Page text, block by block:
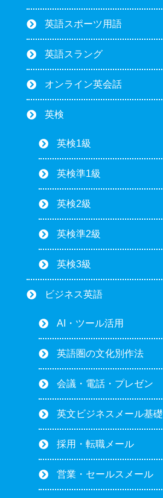
英語スポーツ用語
英語スラング
オンライン英会話
英検
英検1級
英検準1級
英検2級
英検準2級
英検3級
ビジネス英語
AI・ツール活用
英語圏の文化別作法
会議・電話・プレゼン
英文ビジネスメール基礎
採用・転職メール
営業・セールスメール